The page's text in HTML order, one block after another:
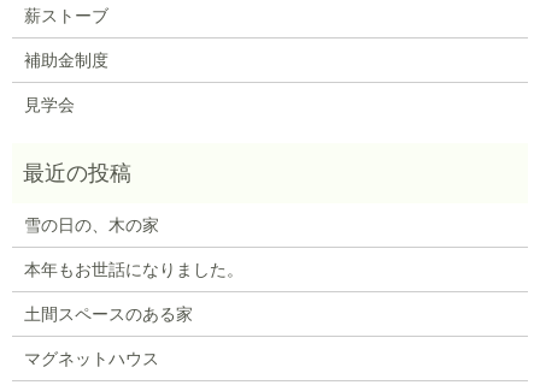
薪ストーブ
補助金制度
見学会
雪の日の、木の家
本年もお世話になりました。
土間スペースのある家
マグネットハウス